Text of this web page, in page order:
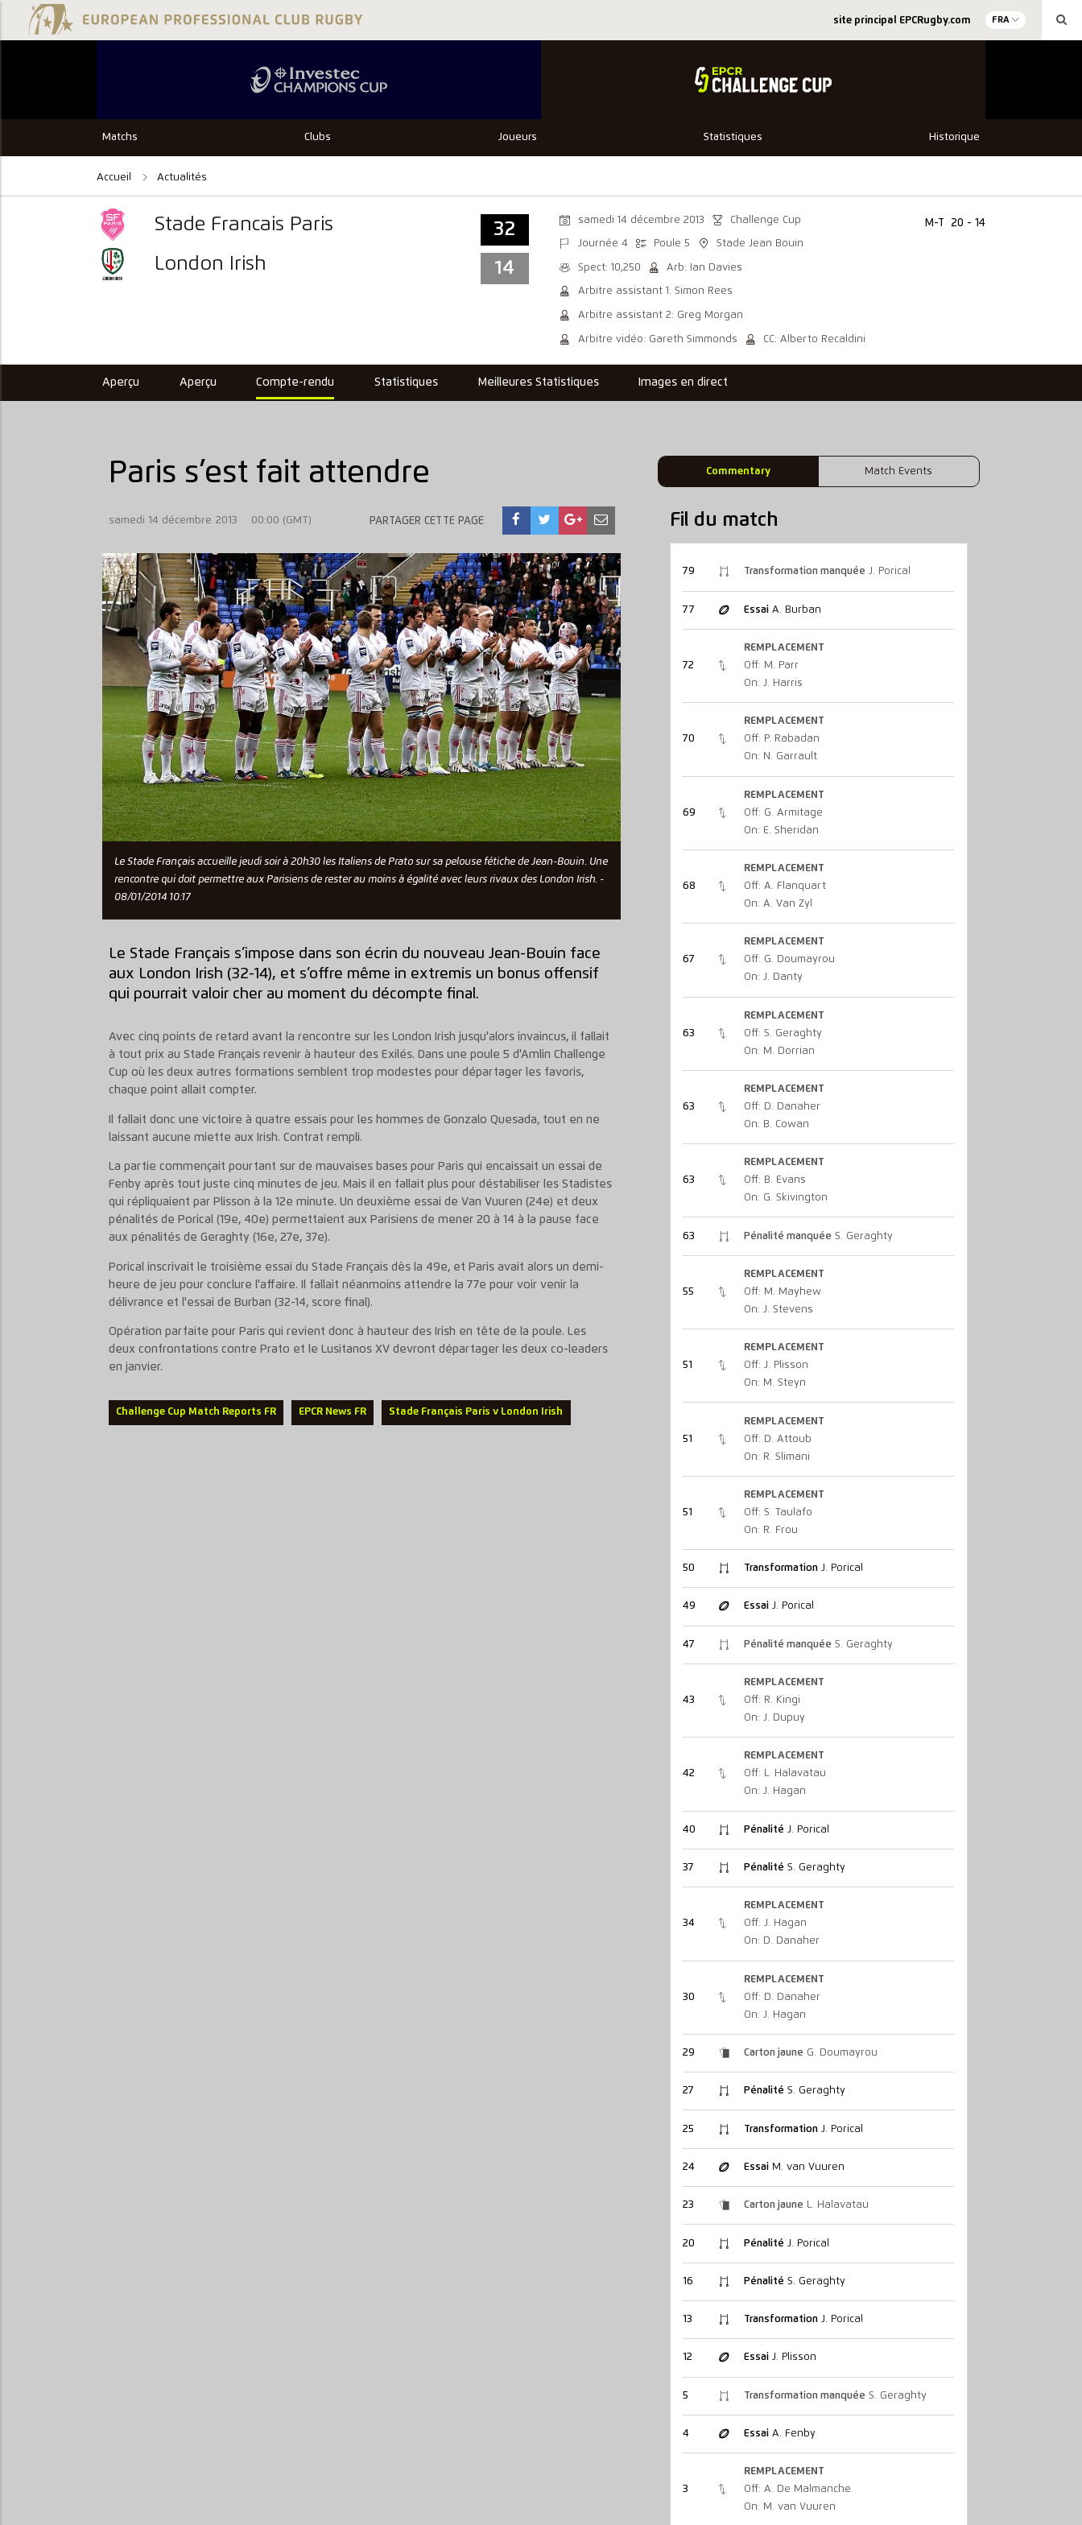
site principal EPCRugby.com FRA
Matchs Clubs Joueurs Statistiques Historique
Accueil Actualités
Stade Francais Paris
London Irish
32
14
samedi 14 décembre 2013 Challenge Cup
Journée 4 Poule 5 Stade Jean Bouin
Spect: 10,250 Arb: Ian Davies
Arbitre assistant 1: Simon Rees
Arbitre assistant 2: Greg Morgan
Arbitre vidéo: Gareth Simmonds CC: Alberto Recaldini
M-T 20 - 14
Aperçu Aperçu Compte-rendu Statistiques Meilleures Statistiques Images en direct
Commentary Match Events
Paris s’est fait attendre
samedi 14 décembre 2013 00:00 (GMT) PARTAGER CETTE PAGE
Le Stade Français accueille jeudi soir à 20h30 les Italiens de Prato sur sa pelouse fétiche de Jean-Bouin. Une
rencontre qui doit permettre aux Parisiens de rester au moins à égalité avec leurs rivaux des London Irish. -
08/01/2014 10:17
Le Stade Français s’impose dans son écrin du nouveau Jean-Bouin face
aux London Irish (32-14), et s’offre même in extremis un bonus offensif
qui pourrait valoir cher au moment du décompte final.
Avec cinq points de retard avant la rencontre sur les London Irish jusqu'alors invaincus, il fallait
à tout prix au Stade Français revenir à hauteur des Exilés. Dans une poule 5 d'Amlin Challenge
Cup où les deux autres formations semblent trop modestes pour départager les favoris,
chaque point allait compter.
Il fallait donc une victoire à quatre essais pour les hommes de Gonzalo Quesada, tout en ne
laissant aucune miette aux Irish. Contrat rempli.
La partie commençait pourtant sur de mauvaises bases pour Paris qui encaissait un essai de
Fenby après tout juste cinq minutes de jeu. Mais il en fallait plus pour déstabiliser les Stadistes
qui répliquaient par Plisson à la 12e minute. Un deuxième essai de Van Vuuren (24e) et deux
pénalités de Porical (19e, 40e) permettaient aux Parisiens de mener 20 à 14 à la pause face
aux pénalités de Geraghty (16e, 27e, 37e).
Porical inscrivait le troisième essai du Stade Français dès la 49e, et Paris avait alors un demi-
heure de jeu pour conclure l'affaire. Il fallait néanmoins attendre la 77e pour voir venir la
délivrance et l'essai de Burban (32-14, score final).
Opération parfaite pour Paris qui revient donc à hauteur des Irish en tête de la poule. Les
deux confrontations contre Prato et le Lusitanos XV devront départager les deux co-leaders
en janvier.
Challenge Cup Match Reports FR EPCR News FR Stade Français Paris v London Irish
Fil du match
79 Transformation manquée J. Porical
77 EssaiA. Burban
72
REMPLACEMENT
Off: M. Parr
On: J. Harris
70
REMPLACEMENT
Off: P. Rabadan
On: N. Garrault
69
REMPLACEMENT
Off: G. Armitage
On: E. Sheridan
68
REMPLACEMENT
Off: A. Flanquart
On: A. Van Zyl
67
REMPLACEMENT
Off: G. Doumayrou
On: J. Danty
63
REMPLACEMENT
Off: S. Geraghty
On: M. Dorrian
63
REMPLACEMENT
Off: D. Danaher
On: B. Cowan
63
REMPLACEMENT
Off: B. Evans
On: G. Skivington
63 Pénalité manquée S. Geraghty
55
REMPLACEMENT
Off: M. Mayhew
On: J. Stevens
51
REMPLACEMENT
Off: J. Plisson
On: M. Steyn
51
REMPLACEMENT
Off: D. Attoub
On: R. Slimani
51
REMPLACEMENT
Off: S. Taulafo
On: R. Frou
50 TransformationJ. Porical
49 EssaiJ. Porical
47 Pénalité manquée S. Geraghty
43
REMPLACEMENT
Off: R. Kingi
On: J. Dupuy
42
REMPLACEMENT
Off: L. Halavatau
On: J. Hagan
40 Pénalité J. Porical
37 Pénalité S. Geraghty
34
REMPLACEMENT
Off: J. Hagan
On: D. Danaher
30
REMPLACEMENT
Off: D. Danaher
On: J. Hagan
29 Carton jaune G. Doumayrou
27 Pénalité S. Geraghty
25 TransformationJ. Porical
24 EssaiM. van Vuuren
23 Carton jaune L. Halavatau
20 Pénalité J. Porical
16 Pénalité S. Geraghty
13 TransformationJ. Porical
12 EssaiJ. Plisson
5 Transformation manquée S. Geraghty
4 EssaiA. Fenby
3
REMPLACEMENT
Off: A. De Malmanche
On: M. van Vuuren